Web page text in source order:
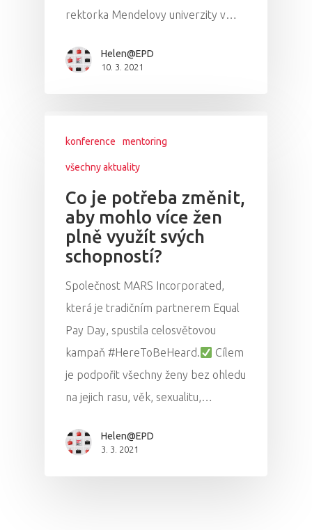
rektorka Mendelovy univerzity v…
Helen@EPD
10. 3. 2021
konference mentoring
všechny aktuality
Co je potřeba změnit,
aby mohlo více žen
plně využít svých
schopností?
Společnost MARS Incorporated,
která je tradičním partnerem Equal
Pay Day, spustila celosvětovou
kampaň #HereToBeHeard.
Cílem
je podpořit všechny ženy bez ohledu
na jejich rasu, věk, sexualitu,…
Helen@EPD
3. 3. 2021